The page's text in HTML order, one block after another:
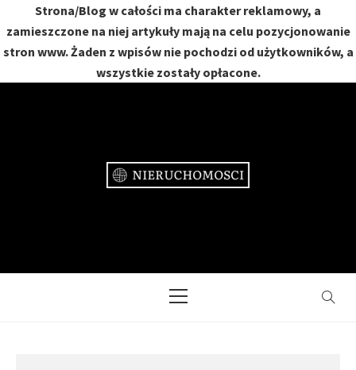
Strona/Blog w całości ma charakter reklamowy, a
zamieszczone na niej artykuły mają na celu pozycjonowanie
stron www. Żaden z wpisów nie pochodzi od użytkowników, a
wszystkie zostały opłacone.
Menu